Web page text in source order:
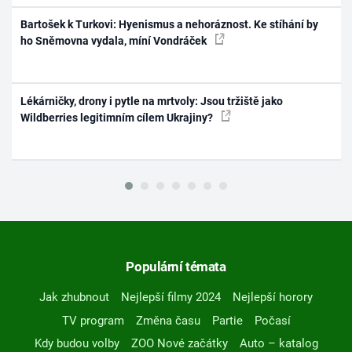
Bartošek k Turkovi: Hyenismus a nehoráznost. Ke stíhání by
ho Sněmovna vydala, míní Vondráček
Lékárničky, drony i pytle na mrtvoly: Jsou tržiště jako
Wildberries legitimním cílem Ukrajiny?
Populární témata
Jak zhubnout Nejlepší filmy 2024
Nejlepší horory
TV program
Změna času Partie
Počasí
Kdy budou volby
ZOO Nové začátky
Auto – katalog